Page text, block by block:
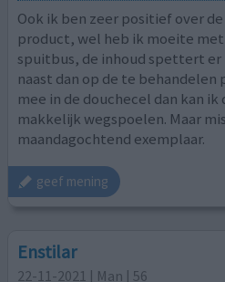
Ook ik ben zeer positief over
product, wel heb ik moeite
spuitbus, de inhoud spettert
naast dan op de te
mee in de douchecel dan kan
makkelijk wegspoelen. Maar
maandagochtend exemplaar.
geef mening
Enstilar
22-11-2021 | Man | 56